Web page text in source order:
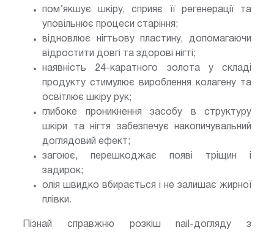
пом’якшує шкіру, сприяє її регенерації та
уповільнює процеси старіння;
відновлює нігтьову пластину, допомагаючи
відростити довгі та здорові нігті;
наявність 24-каратного золота у складі
продукту стимулює вироблення колагену та
освітлює шкіру рук;
глибоке проникнення засобу в структуру
шкіри та нігтя забезпечує накопичувальний
доглядовий ефект;
загоює, перешкоджає появі тріщин і
задирок;
олія швидко вбирається і не залишає жирної
плівки.
Пізнай справжню розкіш nail-догляду з